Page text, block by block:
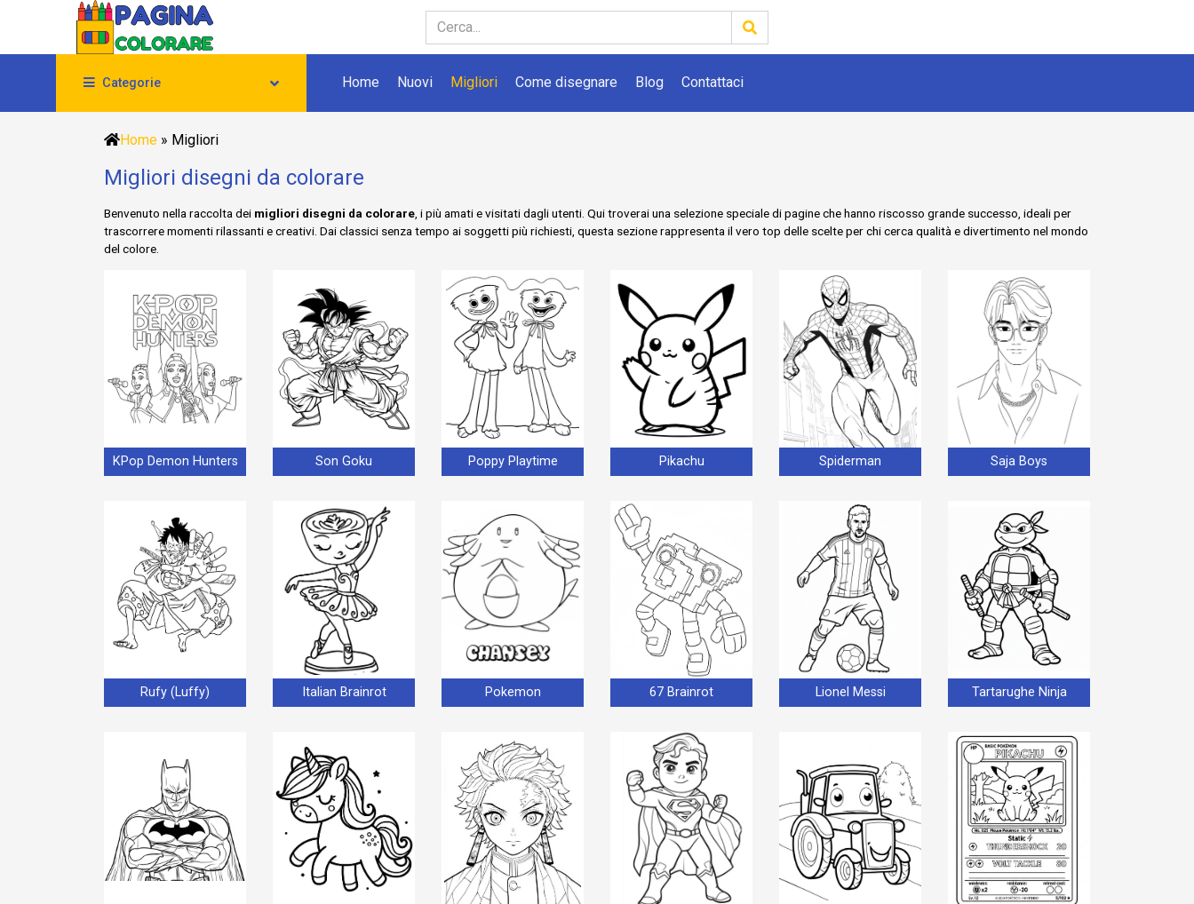
Categorie Home Nuovi Migliori Come disegnare Blog Contattaci
Home » Migliori
Migliori disegni da colorare
Benvenuto nella raccolta dei migliori disegni da colorare , i più amati e visitati dagli utenti. Qui troverai una selezione speciale di pagine che hanno riscosso grande successo, ideali per
trascorrere momenti rilassanti e creativi. Dai classici senza tempo ai soggetti più richiesti, questa sezione rappresenta il vero top delle scelte per chi cerca qualità e divertimento nel mondo
del colore.
KPop Demon Hunters Son Goku Poppy Playtime Pikachu Spiderman Saja Boys
Rufy (Luffy) Italian Brainrot Pokemon 67 Brainrot Lionel Messi Tartarughe Ninja